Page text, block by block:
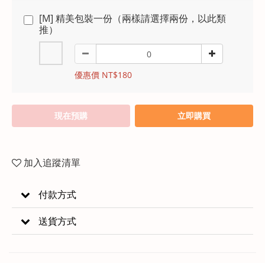
[M] 精美包裝一份（兩樣請選擇兩份，以此類
推）
優惠價 NT$180
現在預購 立即購買
加入追蹤清單
付款方式
送貨方式